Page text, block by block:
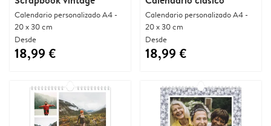
Calendario personalizado A4 -
20 x 30 cm
Desde
18,99 €
Calendario personalizado A4 -
20 x 30 cm
Desde
18,99 €